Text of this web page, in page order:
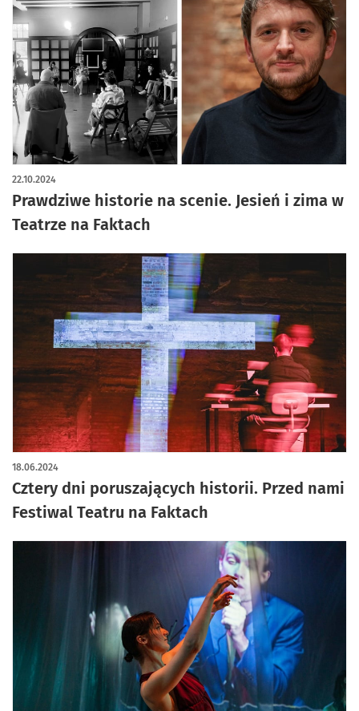
Prawdziwe historie na scenie. Jesień i zima w
Teatrze na Faktach
22.10.2024
Cztery dni poruszających historii. Przed nami
Festiwal Teatru na Faktach
18.06.2024